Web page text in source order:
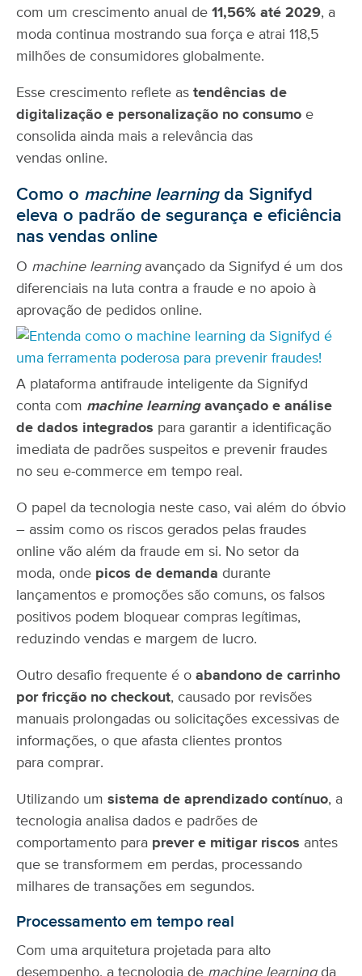
com um crescimento anual de 11,56% até 2029, a
moda continua mostrando sua força e atrai 118,5
milhões de consumidores globalmente.
Esse crescimento reflete as tendências de
digitalização e personalização no consumo e
consolida ainda mais a relevância das
vendas online.
Como o machine learningda Signifyd
eleva o padrão de segurança e eficiência
nas vendas online
O machine learningavançado da Signifyd é um dos
diferenciais na luta contra a fraude e no apoio à
aprovação de pedidos online.
A plataforma antifraude inteligente da Signifyd
conta com machine learningavançado e análise
de dados integrados para garantir a identificação
imediata de padrões suspeitos e prevenir fraudes
no seu e-commerce em tempo real.
O papel da tecnologia neste caso, vai além do óbvio
– assim como os riscos gerados pelas fraudes
online vão além da fraude em si. No setor da
moda, onde picos de demanda durante
lançamentos e promoções são comuns, os falsos
positivos podem bloquear compras legítimas,
reduzindo vendas e margem de lucro.
Outro desafio frequente é o abandono de carrinho
por fricção no checkout, causado por revisões
manuais prolongadas ou solicitações excessivas de
informações, o que afasta clientes prontos
para comprar.
Utilizando um sistema de aprendizado contínuo, a
tecnologia analisa dados e padrões de
comportamento para prever e mitigar riscos antes
que se transformem em perdas, processando
milhares de transações em segundos.
Processamento em tempo real
Com uma arquitetura projetada para alto
desempenho, a tecnologia de machine learningda